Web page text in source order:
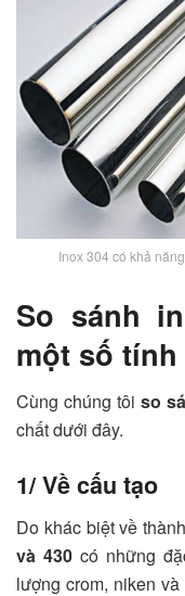
Inox 304 có khả
So sánh
một số
Cùng chúng tôi so
chất dưới đây.
1/ Về cấu tạo
Do khác biệt về
và 430 có những
lượng crom, niken